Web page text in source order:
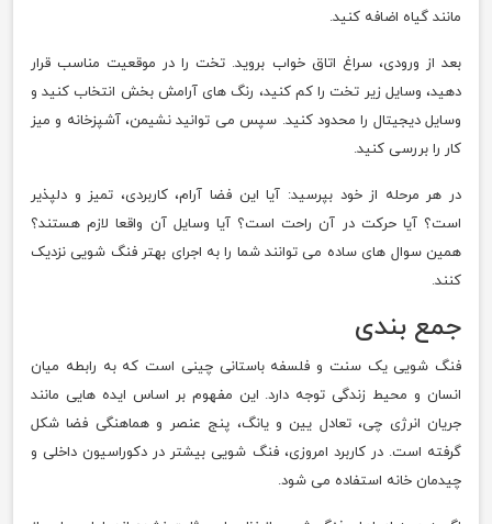
مانند گیاه اضافه کنید.
بعد از ورودی، سراغ اتاق خواب بروید. تخت را در موقعیت مناسب قرار
دهید، وسایل زیر تخت را کم کنید، رنگ های آرامش بخش انتخاب کنید و
وسایل دیجیتال را محدود کنید. سپس می توانید نشیمن، آشپزخانه و میز
کار را بررسی کنید.
در هر مرحله از خود بپرسید: آیا این فضا آرام، کاربردی، تمیز و دلپذیر
است؟ آیا حرکت در آن راحت است؟ آیا وسایل آن واقعا لازم هستند؟
همین سوال های ساده می توانند شما را به اجرای بهتر فنگ شویی نزدیک
کنند.
جمع بندی
فنگ شویی یک سنت و فلسفه باستانی چینی است که به رابطه میان
انسان و محیط زندگی توجه دارد. این مفهوم بر اساس ایده هایی مانند
جریان انرژی چی، تعادل یین و یانگ، پنج عنصر و هماهنگی فضا شکل
گرفته است. در کاربرد امروزی، فنگ شویی بیشتر در دکوراسیون داخلی و
چیدمان خانه استفاده می شود.